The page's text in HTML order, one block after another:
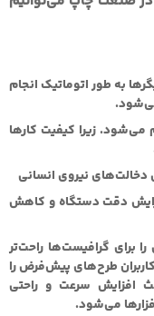
به طور اتوماتیک انجام
می‌شود. زیرا کیفیت کارها
نیروی انسانی
دقت دستگاه و کاهش
برای گرافیست‌ها راحت‌تر
طرح‌های پیش‌فرض را
افزایش سرعت و راحتی
می‌شود.